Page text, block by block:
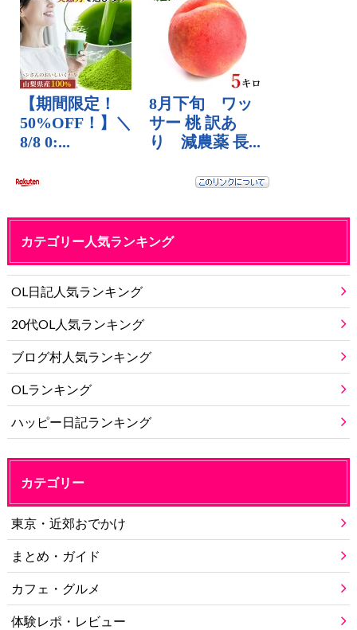
カテゴリー人気ランキング
OL日記人気ランキング
20代OL人気ランキング
ブログ村人気ランキング
OLランキング
ハッピー日記ランキング
カテゴリー
東京・近郊おでかけ
まとめ・ガイド
カフェ・グルメ
体験レポ・レビュー